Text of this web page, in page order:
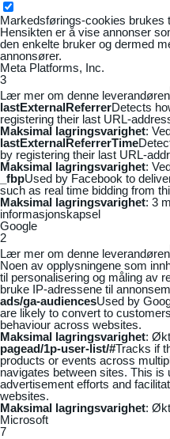
Markedsførings-cookies brukes
Hensikten er å vise annonser
den enkelte bruker og dermed
annonsører.
Meta Platforms, Inc.
3
Lær mer om denne leverandøren
lastExternalReferrerDetects
registering their last URL-
Maksimal lagringsvarighet:
lastExternalReferrerTime
by registering their last URL-
Maksimal lagringsvarighet:
_fbpUsed by Facebook to
such as real time bidding from
Maksimal lagringsvarighet: 3
informasjonskapsel
Google
2
Lær mer om denne leverandøren
Noen av opplysningene som
til personalisering og måling av
bruke IP-adressene til
ads/ga-audiencesUsed by
are likely to convert to
behaviour across websites.
Maksimal lagringsvarighet: Økt
pagead/1p-user-list/#Tracks if
products or events across
navigates between sites. This
advertisement efforts and
websites.
Maksimal lagringsvarighet: Økt
Microsoft
7